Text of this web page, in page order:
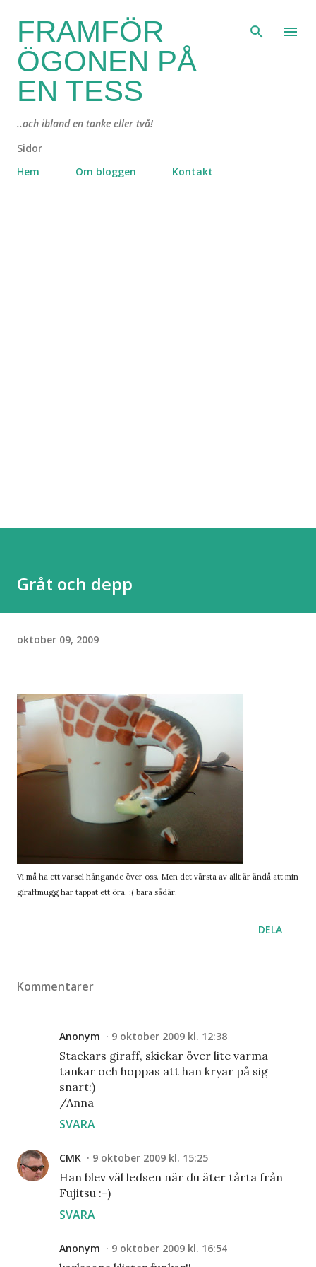
Fortsätt till huvudinnehåll
FRAMFÖR
ÖGONEN PÅ
EN TESS
..och ibland en tanke eller två!
Sidor
Hem
Om bloggen Kontakt
Gråt och depp
oktober 09, 2009
Vi må ha ett varsel hängande över oss. Men det värsta av allt är ändå att min
giraffmugg har tappat ett öra. :( bara sådär.
DELA
Kommentarer
Anonym 9 oktober 2009 kl. 12:38
Stackars giraff, skickar över lite varma
tankar och hoppas att han kryar på sig
snart:)
/Anna
SVARA
CMK 9 oktober 2009 kl. 15:25
Han blev väl ledsen när du äter tårta från
Fujitsu :-)
SVARA
Anonym 9 oktober 2009 kl. 16:54